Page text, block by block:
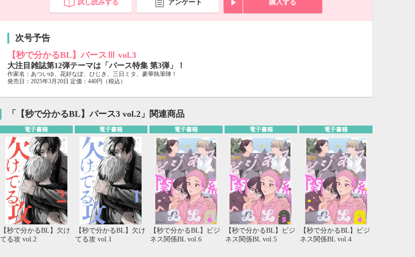
試し読みする アンケート 購入する
次号予告
【秒で分かるBL】バースⅢ vol.3
大注目雑誌第12弾テーマは「バース特集 第3弾」！
作家名：あついゆ、花好なぽ、ひじき、三日ミタ、豪華執筆陣！
発売日：2025年3月20日 定価：440円（税込）
「【秒で分かるBL】バース3 vol.2」関連商品
電子書籍
【秒で分かるBL】欠け
てる攻 vol.2
電子書籍
【秒で分かるBL】欠け
てる攻 vol.1
電子書籍
【秒で分かるBL】ビジ
ネス関係BL vol.6
電子書籍
【秒で分かるBL】ビジ
ネス関係BL vol.5
電子書籍
【秒で分かるBL】ビジ
ネス関係BL vol.4